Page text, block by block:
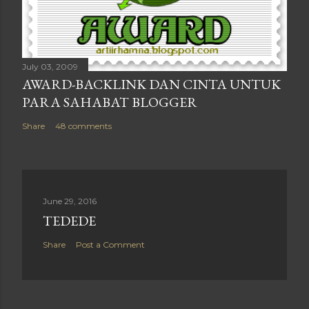
July 03, 2009
AWARD-BACKLINK DAN CINTA UNTUK
PARA SAHABAT BLOGGER
Share 48 comments
June 29, 2016
TEDEDE
Share Post a Comment